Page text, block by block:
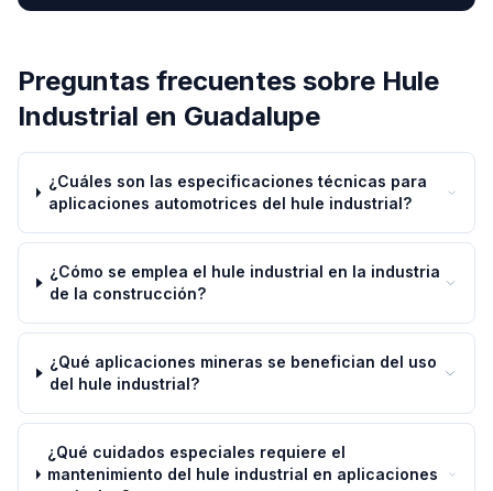
Preguntas frecuentes sobre Hule
Industrial en Guadalupe
¿Cuáles son las especificaciones técnicas para
aplicaciones automotrices del hule industrial?
¿Cómo se emplea el hule industrial en la industria
de la construcción?
¿Qué aplicaciones mineras se benefician del uso
del hule industrial?
¿Qué cuidados especiales requiere el
mantenimiento del hule industrial en aplicaciones